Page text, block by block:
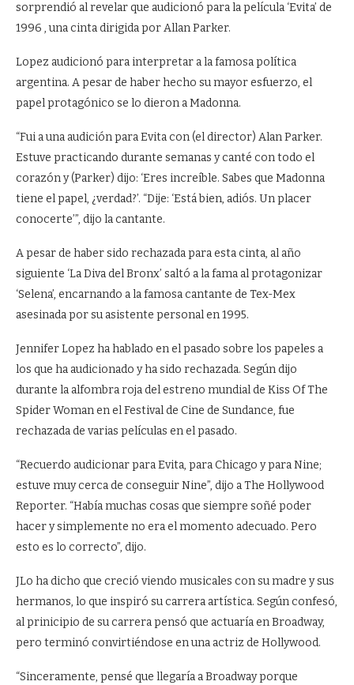
sorprendió al revelar que audicionó para la película ‘Evita’ de
1996 , una cinta dirigida por Allan Parker.
Lopez audicionó para interpretar a la famosa política
argentina. A pesar de haber hecho su mayor esfuerzo, el
papel protagónico se lo dieron a Madonna.
“Fui a una audición para Evita con (el director) Alan Parker.
Estuve practicando durante semanas y canté con todo el
corazón y (Parker) dijo: ‘Eres increíble. Sabes que Madonna
tiene el papel, ¿verdad?’. “Dije: ‘Está bien, adiós. Un placer
conocerte’”, dijo la cantante.
A pesar de haber sido rechazada para esta cinta, al año
siguiente ‘La Diva del Bronx’ saltó a la fama al protagonizar
‘Selena’, encarnando a la famosa cantante de Tex-Mex
asesinada por su asistente personal en 1995.
Jennifer Lopez ha hablado en el pasado sobre los papeles a
los que ha audicionado y ha sido rechazada. Según dijo
durante la alfombra roja del estreno mundial de Kiss Of The
Spider Woman en el Festival de Cine de Sundance, fue
rechazada de varias películas en el pasado.
“Recuerdo audicionar para Evita, para Chicago y para Nine;
estuve muy cerca de conseguir Nine”, dijo a The Hollywood
Reporter. “Había muchas cosas que siempre soñé poder
hacer y simplemente no era el momento adecuado. Pero
esto es lo correcto”, dijo.
JLo ha dicho que creció viendo musicales con su madre y sus
hermanos, lo que inspiró su carrera artística. Según confesó,
al prinicipio de su carrera pensó que actuaría en Broadway,
pero terminó convirtiéndose en una actriz de Hollywood.
“Sinceramente, pensé que llegaría a Broadway porque